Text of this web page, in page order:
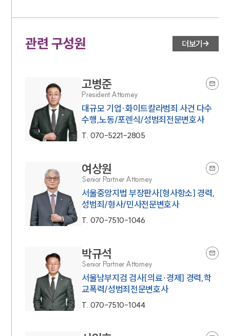
관련 구성원 더보기
고병준
President Attorney
대규모 기업·화이트칼라범죄 사건 다수
수행,노동/포렌식/성범죄전문변호사
T. 070-5221-2805
여상원
Senior Partner Attorney
서울중앙지법 부장판사[형사항소] 경력,
성범죄/형사/민사전문변호사
T. 070-7510-1046
박규석
Senior Partner Attorney
서울남부지검 검사[의료·경제] 경력,학
교폭력/성범죄전문변호사
T. 070-7510-1044